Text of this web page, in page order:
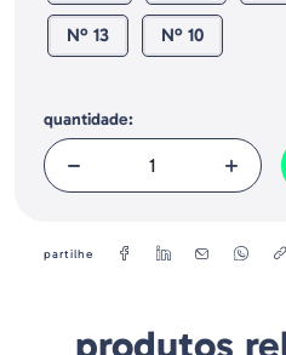
Nº 13 Nº 10
quantidade:
partilhe